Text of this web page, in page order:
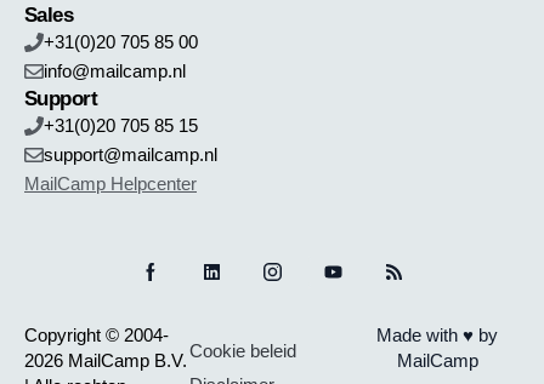
Sales
+31(0)20 705 85 00
info@mailcamp.nl
Support
+31(0)20 705 85 15
support@mailcamp.nl
MailCamp Helpcenter
Copyright © 2004-
2026 MailCamp B.V.Cookie beleid
Made with ♥ by
MailCamp